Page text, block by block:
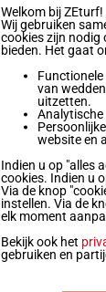
R/5
R/12
R/6
R/9
R/7
Welkom bij ZEturf!
Wij gebruiken
cookies zijn nodig
bieden. Het gaat
van
uitzetten.
Analytische
website en
Indien u op "alles
cookies. Indien u
Via de knop
instellen. Via de
elk moment
Bekijk ook het
gebruiken en